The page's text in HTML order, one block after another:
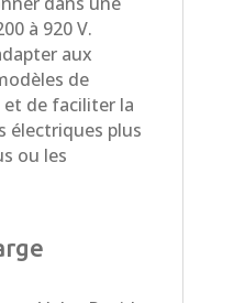
à 920 V.
aux
de
de faciliter la
électriques plus
ou les